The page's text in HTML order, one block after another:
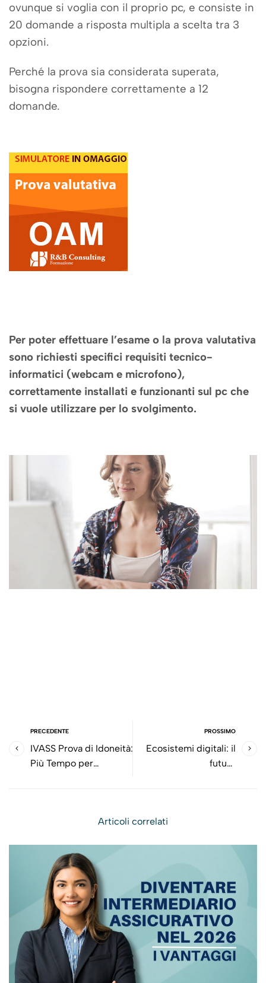
ovunque si voglia con il proprio pc, e consiste in
20 domande a risposta multipla a scelta tra 3
opzioni.
Perché la prova sia considerata superata,
bisogna rispondere correttamente a 12
domande.
Per poter effettuare l’esame o la prova valutativa
sono richiesti specifici requisiti tecnico-
informatici (webcam e microfono),
correttamente installati e funzionanti sul pc che
si vuole utilizzare per lo svolgimento.
PRECEDENTE
IVASS Prova di Idoneità:
Più Tempo per
PROSSIMO
Ecosistemi digitali: il
futuro
Articoli correlati